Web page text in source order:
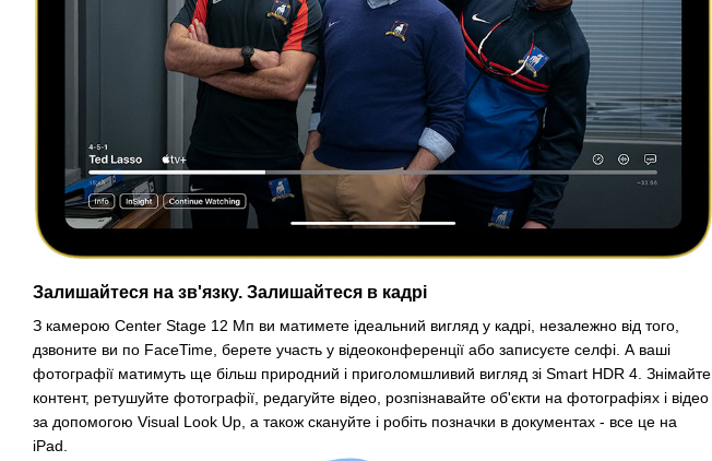
Залишайтеся на зв'язку. Залишайтеся в кадрі
З камерою Center Stage 12 Мп ви матимете ідеальний вигляд у кадрі, незалежно від того,
дзвоните ви по FaceTime, берете участь у відеоконференції або записуєте селфі. А ваші
фотографії матимуть ще більш природний і приголомшливий вигляд зі Smart HDR 4. Знімайте
контент, ретушуйте фотографії, редагуйте відео, розпізнавайте об'єкти на фотографіях і відео
за допомогою Visual Look Up, а також скануйте і робіть позначки в документах - все це на
iPad.